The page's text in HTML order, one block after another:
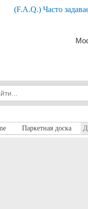
(F.A.Q.) Часто
Паркетная доска